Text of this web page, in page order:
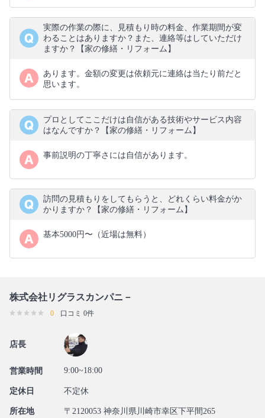
実際の作業の際に、見積もり時の料金、作業期間が変
わることはありますか？また、連絡等はしていただけ
ますか？【家の修繕・リフォーム】
あります。金額の変更は依頼元に連絡は当たり前だと
思います。
プロとしてここだけは自信がある技術やサービス内容
はなんですか？【家の修繕・リフォーム】
事前説明の丁寧さには自信があります。
訪問の見積もりをしてもらうと、どれくらい料金がか
かりますか？【家の修繕・リフォーム】
基本5000円〜（近場は無料）
株式会社リグラスカンパニ－
0 口コミ 0件
店長
営業時間 9:00~18:00
定休日 不定休
所在地 〒2120053 神奈川県川崎市幸区下平間265